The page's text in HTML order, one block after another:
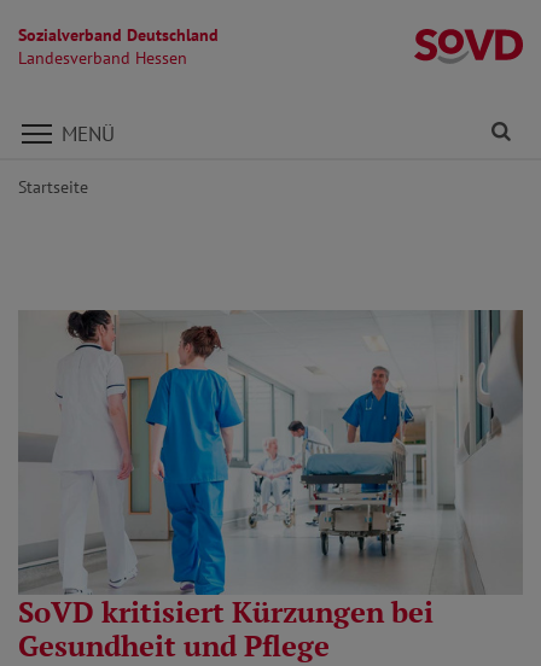
Sozialverband Deutschland
Landesverband Hessen
Direkt zu den Inhalten springen
MENÜ
Startseite
SoVD kritisiert Kürzungen bei
Gesundheit und Pflege